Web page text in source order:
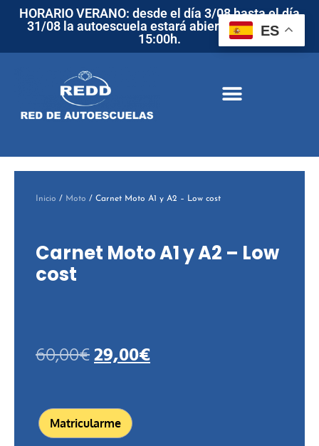
HORARIO VERANO: desde el día 3/08 hasta el día
31/08 la autoescuela estará abierta de 9:00h a
15:00h.
Inicio / Moto / Carnet Moto A1 y A2 – Low cost
Carnet Moto A1 y A2 – Low
cost
60,00€29,00€
Matricularme
ES